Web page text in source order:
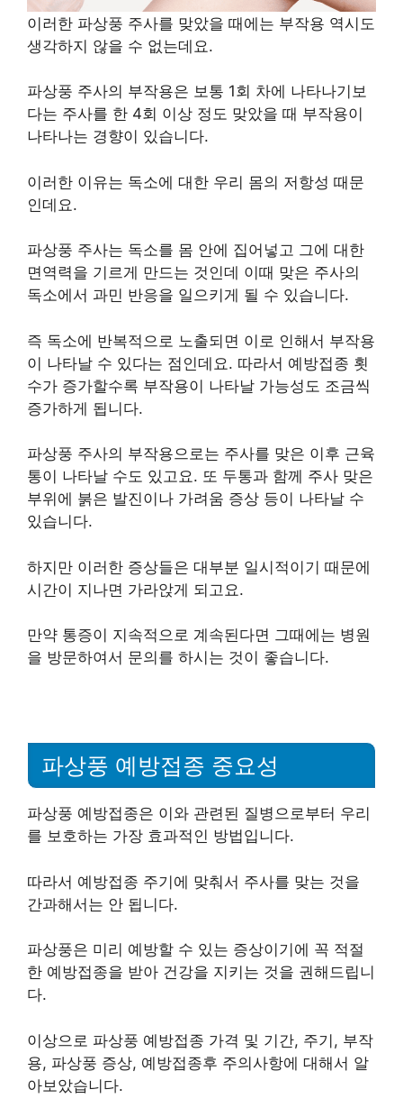
이러한 파상풍 주사를 맞았을 때에는 부작용 역시도
생각하지 않을 수 없는데요.
파상풍 주사의 부작용은 보통 1회 차에 나타나기보
다는 주사를 한 4회 이상 정도 맞았을 때 부작용이
나타나는 경향이 있습니다.
이러한 이유는 독소에 대한 우리 몸의 저항성 때문
인데요.
파상풍 주사는 독소를 몸 안에 집어넣고 그에 대한
면역력을 기르게 만드는 것인데 이때 맞은 주사의
독소에서 과민 반응을 일으키게 될 수 있습니다.
즉 독소에 반복적으로 노출되면 이로 인해서 부작용
이 나타날 수 있다는 점인데요. 따라서 예방접종 횟
수가 증가할수록 부작용이 나타날 가능성도 조금씩
증가하게 됩니다.
파상풍 주사의 부작용으로는 주사를 맞은 이후 근육
통이 나타날 수도 있고요. 또 두통과 함께 주사 맞은
부위에 붉은 발진이나 가려움 증상 등이 나타날 수
있습니다.
하지만 이러한 증상들은 대부분 일시적이기 때문에
시간이 지나면 가라앉게 되고요.
만약 통증이 지속적으로 계속된다면 그때에는 병원
을 방문하여서 문의를 하시는 것이 좋습니다.
파상풍 예방접종 중요성
파상풍 예방접종은 이와 관련된 질병으로부터 우리
를 보호하는 가장 효과적인 방법입니다.
따라서 예방접종 주기에 맞춰서 주사를 맞는 것을
간과해서는 안 됩니다.
파상풍은 미리 예방할 수 있는 증상이기에 꼭 적절
한 예방접종을 받아 건강을 지키는 것을 권해드립니
다.
이상으로 파상풍 예방접종 가격 및 기간, 주기, 부작
용, 파상풍 증상, 예방접종후 주의사항에 대해서 알
아보았습니다.